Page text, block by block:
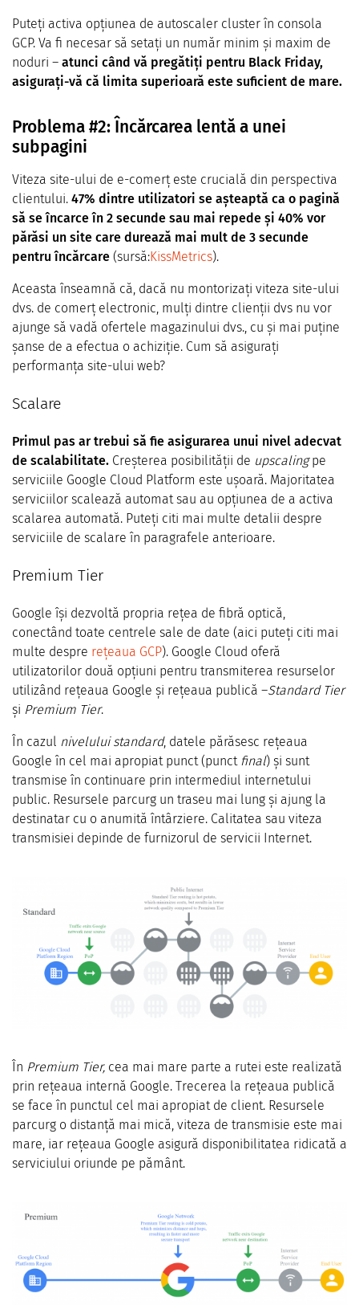
Puteți activa opțiunea de autoscaler cluster în consola
GCP. Va fi necesar să setați un număr minim și maxim de
noduri – atunci când vă pregătiți pentru Black Friday,
asigurați-vă că limita superioară este suficient de mare.
Problema #2: Încărcarea lentă a unei
subpagini
Viteza site-ului de e-comerț este crucială din perspectiva
clientului. 47% dintre utilizatori se așteaptă ca o pagină
să se încarce în 2 secunde sau mai repede și 40% vor
părăsi un site care durează mai mult de 3 secunde
pentru încărcare (sursă:KissMetrics).
Aceasta înseamnă că, dacă nu montorizați viteza site-ului
dvs. de comerț electronic, mulți dintre clienții dvs nu vor
ajunge să vadă ofertele magazinului dvs., cu și mai puține
șanse de a efectua o achiziție. Cum să asigurați
performanța site-ului web?
Scalare
Primul pas ar trebui să fie asigurarea unui nivel adecvat
de scalabilitate. Creșterea posibilității de upscalingpe
serviciile Google Cloud Platform este ușoară. Majoritatea
serviciilor scalează automat sau au opțiunea de a activa
scalarea automată. Puteți citi mai multe detalii despre
serviciile de scalare în paragrafele anterioare.
Premium Tier
Google își dezvoltă propria rețea de fibră optică,
conectând toate centrele sale de date (aici puteți citi mai
multe despre rețeaua GCP). Google Cloud oferă
utilizatorilor două opțiuni pentru transmiterea resurselor
utilizând rețeaua Google și rețeaua publică –Standard Tier
și Premium Tier.
În cazul nivelului standard, datele părăsesc rețeaua
Google în cel mai apropiat punct (punct final) și sunt
transmise în continuare prin intermediul internetului
public. Resursele parcurg un traseu mai lung și ajung la
destinatar cu o anumită întârziere. Calitatea sau viteza
transmisiei depinde de furnizorul de servicii Internet.
În Premium Tier, cea mai mare parte a rutei este realizată
prin rețeaua internă Google. Trecerea la rețeaua publică
se face în punctul cel mai apropiat de client. Resursele
parcurg o distanță mai mică, viteza de transmisie este mai
mare, iar rețeaua Google asigură disponibilitatea ridicată a
serviciului oriunde pe pământ.